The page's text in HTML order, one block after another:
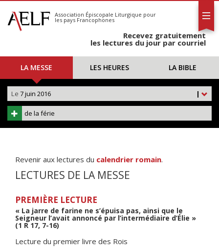
S'abonner
Calendrier
Association Épiscopale Liturgique pour
les pays Francophones
Recevez gratuitement
les lectures du jour par courriel
LA MESSE LES HEURES LA BIBLE
|
Le 7 juin 2016
de la férie
Revenir aux lectures du calendrier romain.
LECTURES DE LA MESSE
PREMIÈRE LECTURE
« La jarre de farine ne s’épuisa pas, ainsi que le
Seigneur l’avait annoncé par l’intermédiaire d’Élie »
(1 R 17, 7-16)
Lecture du premier livre des Rois